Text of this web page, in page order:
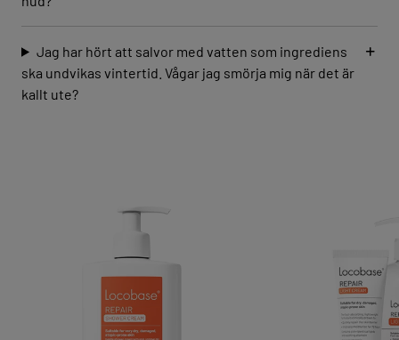
Jag har hört att salvor med vatten som ingrediens
ska undvikas vintertid. Vågar jag smörja mig när det är
kallt ute?